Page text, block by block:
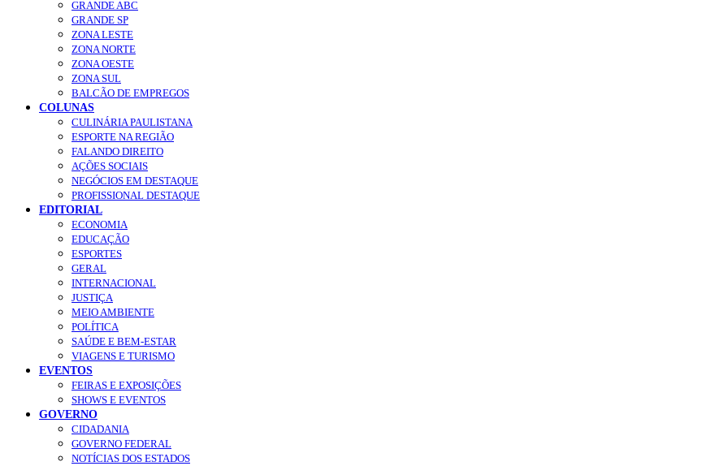
GRANDE ABC
GRANDE SP
ZONA LESTE
ZONA NORTE
ZONA OESTE
ZONA SUL
BALCÃO DE EMPREGOS
COLUNAS
CULINÁRIA PAULISTANA
ESPORTE NA REGIÃO
FALANDO DIREITO
AÇÕES SOCIAIS
NEGÓCIOS EM DESTAQUE
PROFISSIONAL DESTAQUE
EDITORIAL
ECONOMIA
EDUCAÇÃO
ESPORTES
GERAL
INTERNACIONAL
JUSTIÇA
MEIO AMBIENTE
POLÍTICA
SAÚDE E BEM-ESTAR
VIAGENS E TURISMO
EVENTOS
FEIRAS E EXPOSIÇÕES
SHOWS E EVENTOS
GOVERNO
CIDADANIA
GOVERNO FEDERAL
NOTÍCIAS DOS ESTADOS